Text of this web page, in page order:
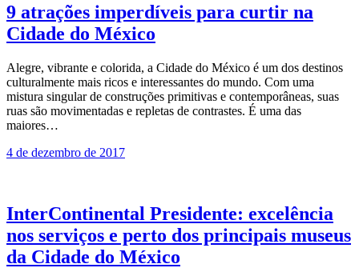
9 atrações imperdíveis para curtir na
Cidade do México
Alegre, vibrante e colorida, a Cidade do México é um dos destinos
culturalmente mais ricos e interessantes do mundo. Com uma
mistura singular de construções primitivas e contemporâneas, suas
ruas são movimentadas e repletas de contrastes. É uma das
maiores…
4 de dezembro de 2017
InterContinental Presidente: excelência
nos serviços e perto dos principais museus
da Cidade do México